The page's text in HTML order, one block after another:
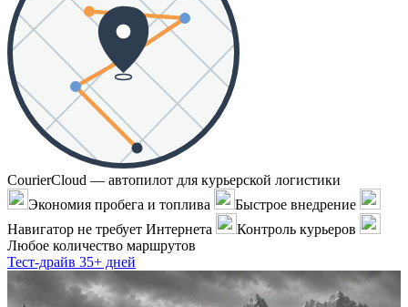
CourierCloud — автопилот для курьерской логистики
Экономия пробега и топлива
Быстрое внедрение
Навигатор не требует Интернета
Контроль курьеров
Любое количество маршрутов
Тест-драйв 35+ дней